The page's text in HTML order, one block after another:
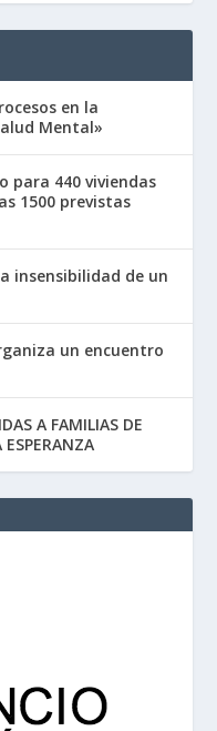
en la
Mental»
para 440 viviendas
1500 previstas
insensibilidad de un
un encuentro
A FAMILIAS DE
ESPERANZA